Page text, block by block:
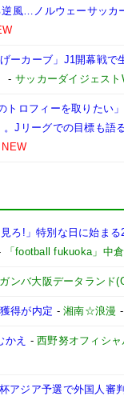
風…ノルウェーサッカ
ーカーブ」J1開幕戦
-サッカーダイジェスト
トロフィーを取りたい
Jリーグでの目標も語
NEW
見ろ!」特別な日に始ま
「football fukuoka」中
ガンバ大阪データランド
得が内定 -湘南☆浪漫
かえ -西野努オフィシ
アジア予選で外国人